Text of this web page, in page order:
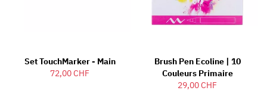
Set TouchMarker - Main
72,00 CHF
Brush Pen Ecoline | 10
Couleurs Primaire
29,00 CHF